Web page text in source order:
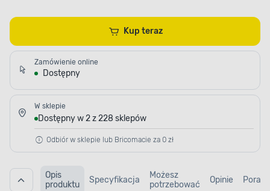
Kup teraz
Zamówienie online
Dostępny
W sklepie
Dostępny w 2 z 228 sklepów
Odbiór w sklepie lub Bricomacie za 0 zł
Opis
produktu
Specyfikacja
Możesz
potrzebować
Opinie Porady